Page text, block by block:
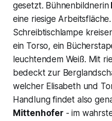
gesetzt. Bühnenbildnerin
eine riesige
Schreibtischlampe
ein Torso, ein
leuchtendem Weiß. Mit
bedeckt zur
welcher Elisabeth und
Handlung findet also
Mittenhofer- im